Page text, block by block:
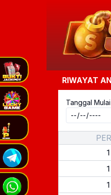
RIWAYAT
Tanggal Mulai